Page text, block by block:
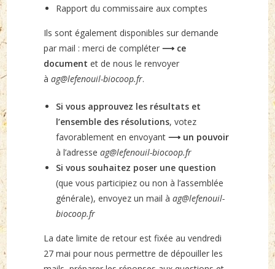
Rapport du commissaire aux comptes
Ils sont également disponibles sur demande
par mail : merci de compléter⟶ ce
document et de nous le renvoyer
àag@lefenouil-biocoop.fr.
Si vous approuvez les résultats et
l’ensemble des résolutions, votez
favorablement en envoyant⟶ un pouvoir
à l’adresseag@lefenouil-biocoop.fr
Si vous souhaitez poser une question
(que vous participiez ou non à l’assemblée
générale), envoyez un mail àag@lefenouil-
biocoop.fr
La date limite de retour est fixée au vendredi
27 mai pour nous permettre de dépouiller les